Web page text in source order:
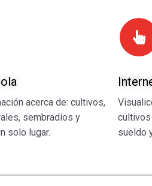
acerca de: cultivos,
sembradíos y
solo lugar.
cultivos
sueldo